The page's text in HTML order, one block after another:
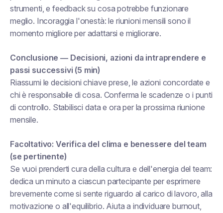
strumenti, e feedback su cosa potrebbe funzionare
meglio. Incoraggia l'onestà: le riunioni mensili sono il
momento migliore per adattarsi e migliorare.
Conclusione — Decisioni, azioni da intraprendere e
passi successivi (5 min)
Riassumi le decisioni chiave prese, le azioni concordate e
chi è responsabile di cosa. Conferma le scadenze o i punti
di controllo. Stabilisci data e ora per la prossima riunione
mensile.
Facoltativo: Verifica del clima e benessere del team
(se pertinente)
Se vuoi prenderti cura della cultura e dell'energia del team:
dedica un minuto a ciascun partecipante per esprimere
brevemente come si sente riguardo al carico di lavoro, alla
motivazione o all'equilibrio. Aiuta a individuare burnout,